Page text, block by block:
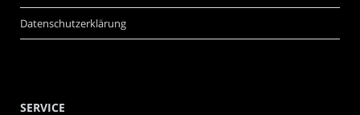
Datenschutzerklärung
SERVICE